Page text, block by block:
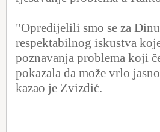
"Opredijelili smo se za
respektabilnog iskustva
poznavanja problema koji
pokazala da može vrlo
kazao je Zvizdić.